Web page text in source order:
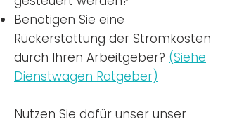
Benötigen Sie eine
Rückerstattung der Stromkosten
durch Ihren Arbeitgeber? (Siehe
Dienstwagen Ratgeber)
Nutzen Sie dafür unser unser